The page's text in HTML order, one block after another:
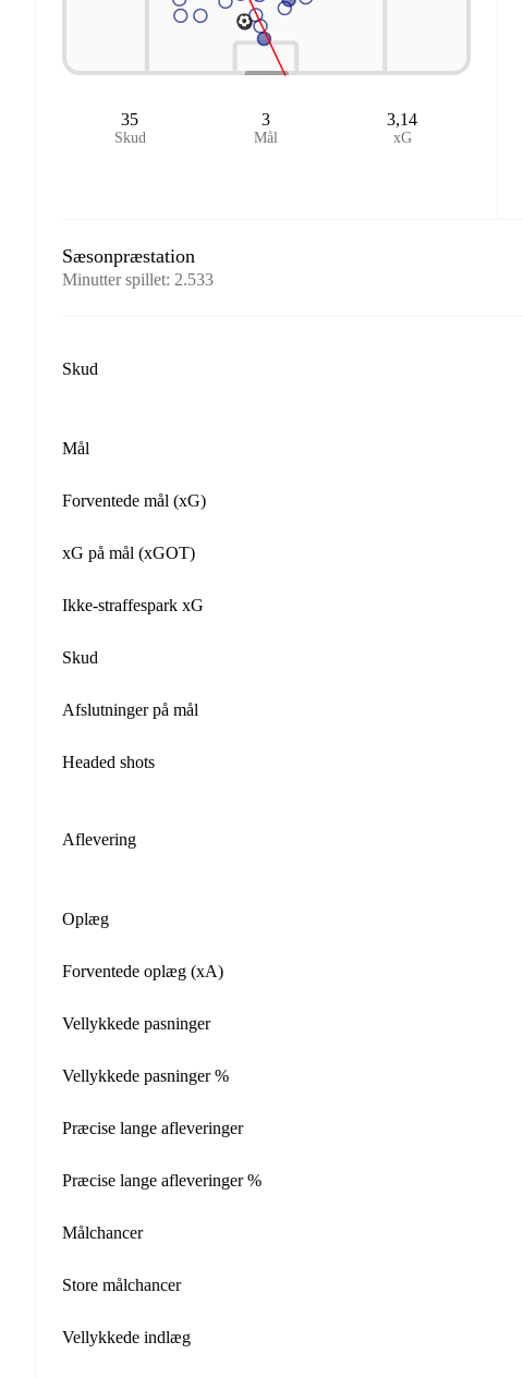
35
Skud
3
Mål
3,14
xG
Sæsonpræstation
Minutter spillet: 2.533
Skud
Mål
Forventede mål (xG)
xG på mål (xGOT)
Ikke-straffespark xG
Skud
Afslutninger på mål
Headed shots
Aflevering
Oplæg
Forventede oplæg (xA)
Vellykkede pasninger
Vellykkede pasninger %
Præcise lange afleveringer
Præcise lange afleveringer %
Målchancer
Store målchancer
Vellykkede indlæg